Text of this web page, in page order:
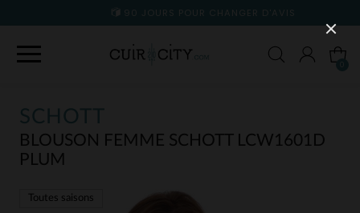
90 JOURS POUR CHANGER D'AVIS
SCHOTT
BLOUSON FEMME SCHOTT LCW1601D
PLUM
Toutes saisons